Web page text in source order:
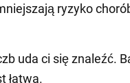
ryzyko
uda ci się znaleźć.
łatwa.